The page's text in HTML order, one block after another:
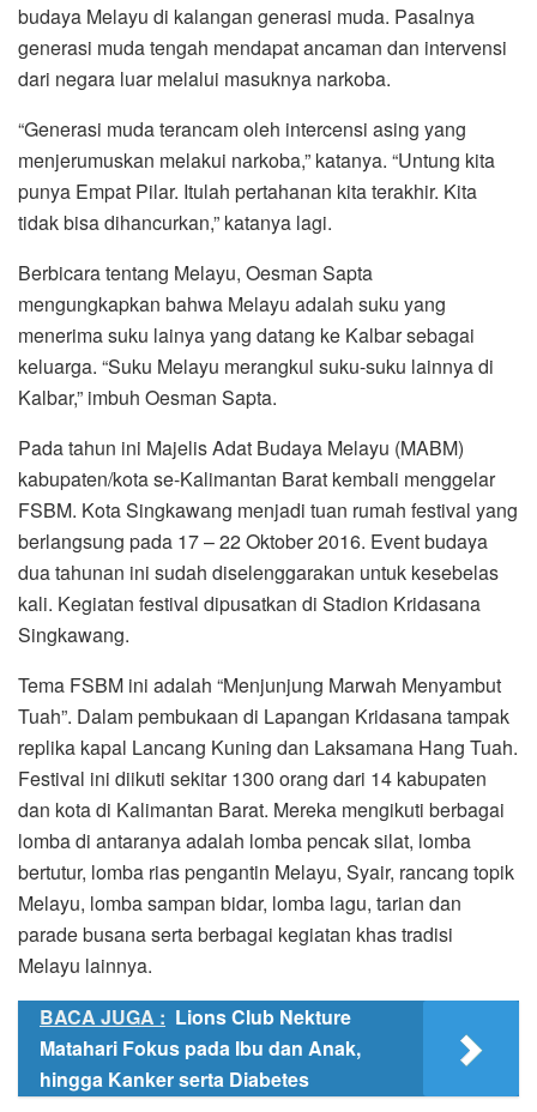
budaya Melayu di kalangan generasi muda. Pasalnya
generasi muda tengah mendapat ancaman dan intervensi
dari negara luar melalui masuknya narkoba.
“Generasi muda terancam oleh intercensi asing yang
menjerumuskan melakui narkoba,” katanya. “Untung kita
punya Empat Pilar. Itulah pertahanan kita terakhir. Kita
tidak bisa dihancurkan,” katanya lagi.
Berbicara tentang Melayu, Oesman Sapta
mengungkapkan bahwa Melayu adalah suku yang
menerima suku lainya yang datang ke Kalbar sebagai
keluarga. “Suku Melayu merangkul suku-suku lainnya di
Kalbar,” imbuh Oesman Sapta.
Pada tahun ini Majelis Adat Budaya Melayu (MABM)
kabupaten/kota se-Kalimantan Barat kembali menggelar
FSBM. Kota Singkawang menjadi tuan rumah festival yang
berlangsung pada 17 – 22 Oktober 2016. Event budaya
dua tahunan ini sudah diselenggarakan untuk kesebelas
kali. Kegiatan festival dipusatkan di Stadion Kridasana
Singkawang.
Tema FSBM ini adalah “Menjunjung Marwah Menyambut
Tuah”. Dalam pembukaan di Lapangan Kridasana tampak
replika kapal Lancang Kuning dan Laksamana Hang Tuah.
Festival ini diikuti sekitar 1300 orang dari 14 kabupaten
dan kota di Kalimantan Barat. Mereka mengikuti berbagai
lomba di antaranya adalah lomba pencak silat, lomba
bertutur, lomba rias pengantin Melayu, Syair, rancang topik
Melayu, lomba sampan bidar, lomba lagu, tarian dan
parade busana serta berbagai kegiatan khas tradisi
Melayu lainnya.
BACA JUGA : Lions Club Nekture
Matahari Fokus pada Ibu dan Anak,
hingga Kanker serta Diabetes